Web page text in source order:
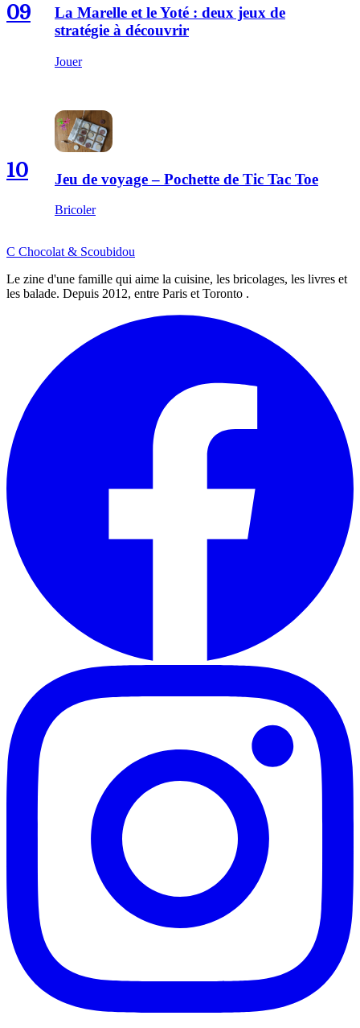
09
La Marelle et le Yoté : deux jeux de
stratégie à découvrir
Jouer
10 Jeu de voyage – Pochette de Tic Tac Toe
Bricoler
C Chocolat & Scoubidou
Le zine d'une famille qui aime la cuisine, les bricolages, les livres et
les balade. Depuis 2012, entre Paris et Toronto .